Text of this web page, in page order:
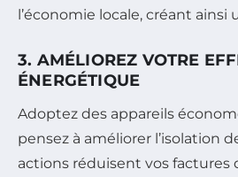
l’économie locale, créant ainsi
3. AMÉLIOREZ VOTRE
ÉNERGÉTIQUE
Adoptez des appareils
pensez à améliorer l’isolation
actions réduisent vos factures